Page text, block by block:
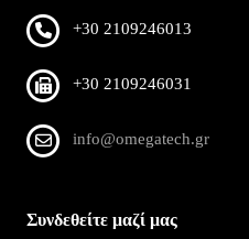
+30 2109246013
+30 2109246031
info@omegatech.gr
Συνδεθείτε μαζί μας